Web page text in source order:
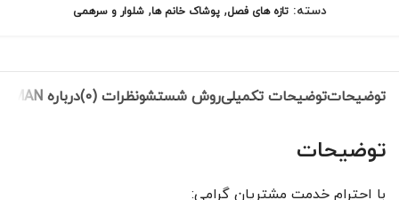
دسته: تازه های فصل, پوشاک خانم ها, شلوار و سرهمی
توضیحاتتوضیحات تکمیلیروش شستشونظرات (0) درباره ROMAN
توضیحات
با احترام خدمت مشتریان گرامی: